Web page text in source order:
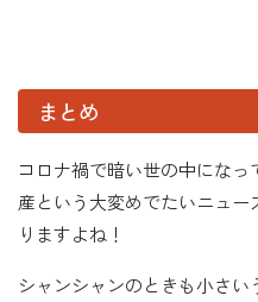
まとめ
コロナ禍で暗い世の中にな
産という大変めでたいニュ
りますよね！
シャンシャンのときも小さ